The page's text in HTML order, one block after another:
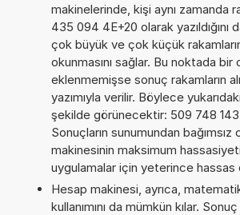
makinelerinde, kişi aynı zamanda
435 094 4E+20 olarak yazıldığını
çok büyük ve çok küçük
okunmasını sağlar. Bu noktada bir
eklenmemişse sonuç rakamların
yazımıyla verilir. Böylece
şekilde görünecektir: 509 748
Sonuçların sunumundan
makinesinin maksimum
uygulamalar için yeterince hassas
Hesap makinesi, ayrıca,
kullanımını da mümkün kılar.